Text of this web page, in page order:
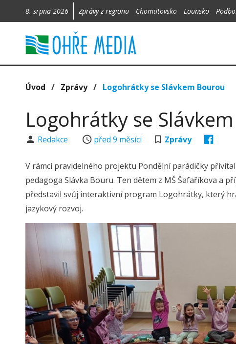
8. srpna 2026 Zprávy z regionu Chomutovsko Lounsko
Úvod / Zprávy/ Logohrátky se Slávkem Bourou
Logohrátky se
Redakce před 9 měsíci Zprávy
V rámci pravidelného projektu Pondělní parádičky
pedagoga Slávka Bouru. Ten dětem z MŠ Šafaříkova a
představil svůj interaktivní program Logohrátky, který
jazykový rozvoj.